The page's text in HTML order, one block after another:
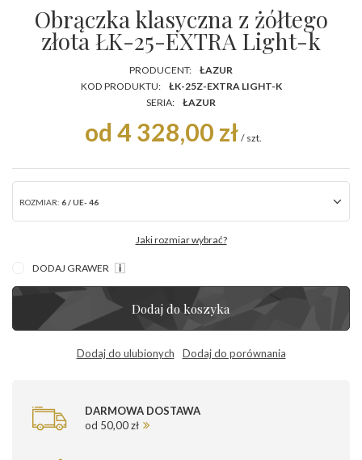
Obrączka klasyczna z żółtego
złota ŁK-25-EXTRA Light-k
PRODUCENT:
ŁAZUR
KOD PRODUKTU:
ŁK-25Z-EXTRA LIGHT-K
SERIA:
ŁAZUR
od 4 328,00 zł / szt.
ROZMIAR: 6 / UE- 46
Jaki rozmiar wybrać?
DODAJ GRAWER
Dodaj do koszyka
Dodaj do ulubionych Dodaj do porównania
DARMOWA DOSTAWA
od 50,00 zł